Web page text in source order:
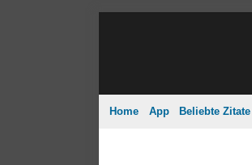
Home App Beliebte Zitate